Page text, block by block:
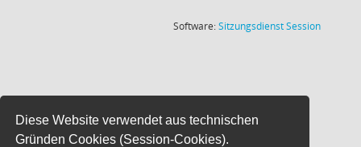
Diese Website verwendet aus technischen
Gründen Cookies (Session-Cookies).
Software:SitzungsdienstSession(Wird in